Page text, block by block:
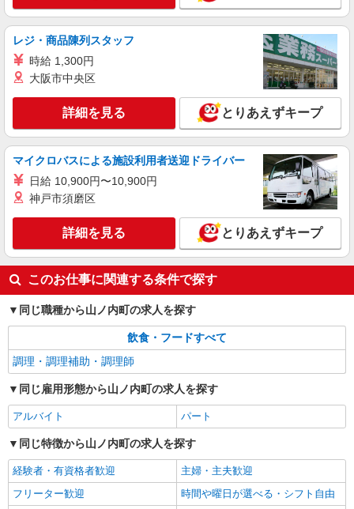
レジ・商品陳列スタッフ
時給 1,300円
大阪市中央区
詳細を見る とりあえずキープ
マイクロバスによる施設利用者送迎ドライバー
日給 10,900円〜10,900円
神戸市須磨区
詳細を見る とりあえずキープ
このお仕事に関連する条件で探す
同じ職種から山ノ内町の求人を探す
飲食・フードすべて
調理・調理補助・調理師
同じ雇用形態から山ノ内町の求人を探す
アルバイト パート
同じ特徴から山ノ内町の求人を探す
経験者・有資格者歓迎
主婦・主夫歓迎
フリーター歓迎
時間や曜日が選べる・シフト自由